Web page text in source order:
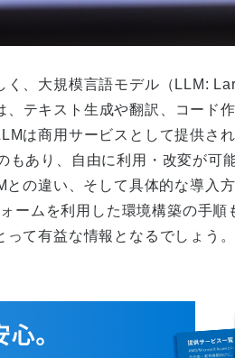
く、大規模言語モデル（LLM:
テキスト生成や翻訳、コード
は商用サービスとして提供さ
もあり、自由に利用・改変が可
の違い、そして具体的な導入
ームを利用した環境構築の手順
って有益な情報となるでしょう